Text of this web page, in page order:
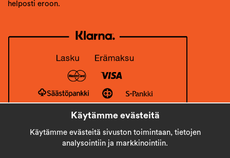
helposti eroon.
Käytämme evästeitä
Käytämme evästeitä sivuston toimintaan, tietojen
analysointiin ja markkinointiin.